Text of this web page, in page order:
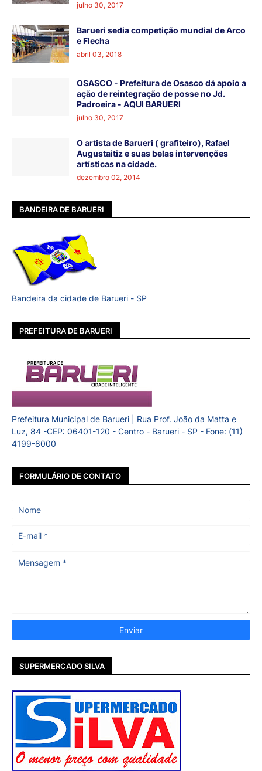
julho 30, 2017
Barueri sedia competição mundial de Arco
e Flecha
abril 03, 2018
OSASCO - Prefeitura de Osasco dá apoio a
ação de reintegração de posse no Jd.
Padroeira - AQUI BARUERI
julho 30, 2017
O artista de Barueri ( grafiteiro), Rafael
Augustaitiz e suas belas intervenções
artísticas na cidade.
dezembro 02, 2014
BANDEIRA DE BARUERI
Bandeira da cidade de Barueri - SP
PREFEITURA DE BARUERI
Prefeitura Municipal de Barueri | Rua Prof. João da Matta e
Luz, 84 -CEP: 06401-120 - Centro - Barueri - SP - Fone: (11)
4199-8000
FORMULÁRIO DE CONTATO
SUPERMERCADO SILVA